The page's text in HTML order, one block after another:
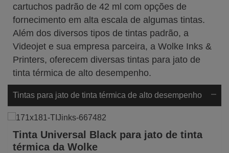
cartuchos padrão de 42 ml com opções de
fornecimento em alta escala de algumas tintas.
Além dos diversos tipos de tintas padrão, a
Videojet e sua empresa parceira, a Wolke Inks &
Printers, oferecem diversas tintas para jato de
tinta térmica de alto desempenho.
Tintas para jato de tinta térmica de alto desempenho
Tinta Universal Black para jato de tinta
térmica da Wolke